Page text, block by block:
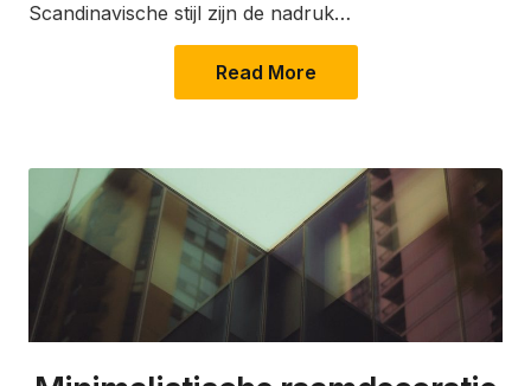
Scandinavische stijl zijn de nadruk…
Read More